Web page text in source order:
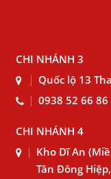
CHI NHÁNH 3
Quốc lộ 13
0938 52 66
CHI NHÁNH 4
Kho Dĩ An
Tân Đông